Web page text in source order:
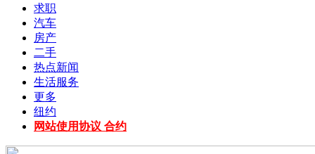
求职
汽车
房产
二手
热点新闻
生活服务
更多
纽约
网站使用协议 合约